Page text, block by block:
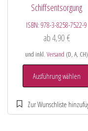
Schiffsentsorgung
ISBN:978-3-8258-7522-9
ab4,90 €
und inkl.Versand (D, A, CH)
Ausführung wählen